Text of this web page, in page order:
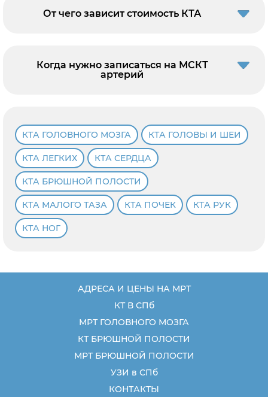
От чего зависит стоимость КТА
Когда нужно записаться на МСКТ
артерий
КТА ГОЛОВНОГО МОЗГА КТА ГОЛОВЫ И ШЕИ
КТА ЛЕГКИХ КТА СЕРДЦА
КТА БРЮШНОЙ ПОЛОСТИ
КТА МАЛОГО ТАЗА КТА ПОЧЕК КТА РУК
КТА НОГ
АДРЕСА И ЦЕНЫ НА МРТ
КТ В СПб
МРТ ГОЛОВНОГО МОЗГА
КТ БРЮШНОЙ ПОЛОСТИ
МРТ БРЮШНОЙ ПОЛОСТИ
УЗИ в СПб
КОНТАКТЫ